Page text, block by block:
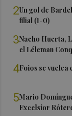
2Un gol de
filial (1-0)
3Nacho Huerta,
el Léleman
4Foios se
5Mario
Excelsior